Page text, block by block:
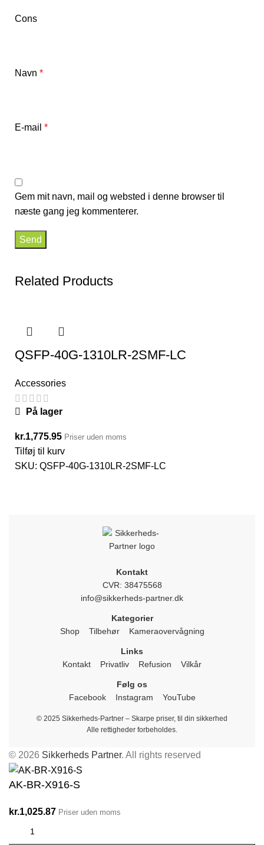
Cons
Navn *
E-mail *
Gem mit navn, mail og websted i denne browser til
næste gang jeg kommenterer.
Related Products
QSFP-40G-1310LR-2SMF-LC
Accessories
På lager
kr.1,775.95 Priser uden moms
Tilføj til kurv
SKU: QSFP-40G-1310LR-2SMF-LC
Kontakt
CVR: 38475568
info@sikkerheds-partner.dk
Kategorier
Shop
Tilbehør Kameraovervågning
Links
Kontakt
Privatliv Refusion Vilkår
Følg os
Facebook
Instagram YouTube
© 2025 Sikkerheds-Partner – Skarpe priser, til din sikkerhed
Alle rettigheder forbeholdes.
© 2026 Sikkerheds Partner. All rights reserved
AK-BR-X916-S
kr.1,025.87 Priser uden moms